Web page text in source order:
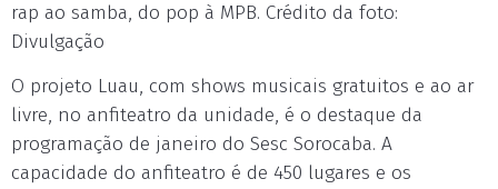
rap ao samba, do pop à MPB. Crédito da foto:
Divulgação
O projeto Luau, com shows musicais gratuitos e ao ar
livre, no anfiteatro da unidade, é o destaque da
programação de janeiro do Sesc Sorocaba. A
capacidade do anfiteatro é de 450 lugares e os